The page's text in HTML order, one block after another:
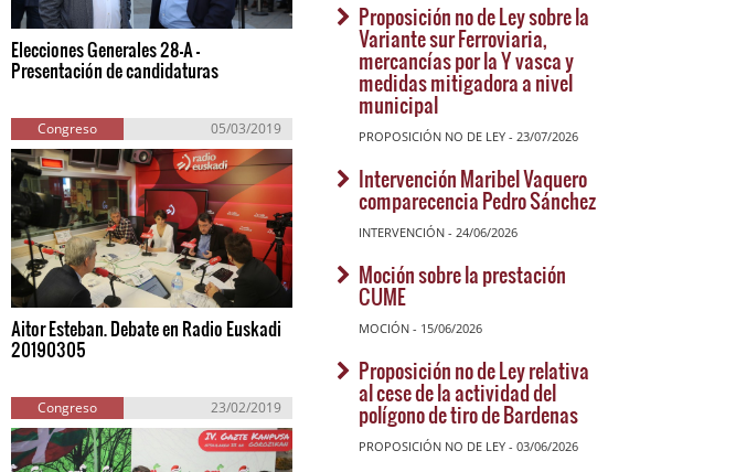
Elecciones Generales 28-A -
Presentación de candidaturas
Congreso 05/03/2019
Aitor Esteban. Debate en Radio Euskadi
20190305
Congreso 23/02/2019
Proposición no de Ley sobre la
Variante sur Ferroviaria,
mercancías por la Y vasca y
medidas mitigadora a nivel
municipal
PROPOSICIÓN NO DE LEY - 23/07/2026
Intervención Maribel Vaquero
comparecencia Pedro Sánchez
INTERVENCIÓN - 24/06/2026
Moción sobre la prestación
CUME
MOCIÓN - 15/06/2026
Proposición no de Ley relativa
al cese de la actividad del
polígono de tiro de Bardenas
PROPOSICIÓN NO DE LEY - 03/06/2026